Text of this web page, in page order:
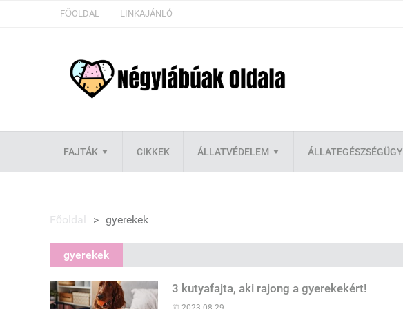
FŐOLDAL LINKAJÁNLÓ
FAJTÁK CIKKEK ÁLLATVÉDELEM ÁLLATEGÉSZSÉGÜGY
Főoldal > gyerekek
gyerekek
3 kutyafajta, aki rajong a gyerekekért!